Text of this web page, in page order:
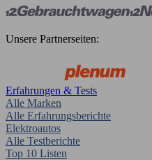
Unsere Partnerseiten:
Erfahrungen & Tests
Alle Marken
Alle Erfahrungsberichte
Elektroautos
Alle Testberichte
Top 10 Listen